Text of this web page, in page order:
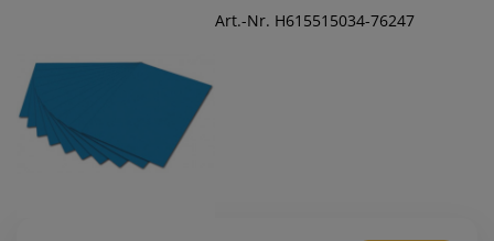
Art.-Nr. H615515034-76247